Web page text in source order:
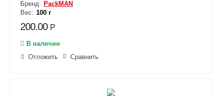
Бренд: PackMAN
Вес: 100 г
200.00 Р
В наличии
Отложить
Сравнить